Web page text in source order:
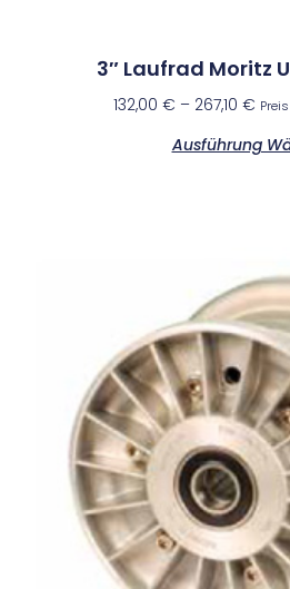
3″ Laufrad Moritz
132,00 € – 267,10 €
Ausführung